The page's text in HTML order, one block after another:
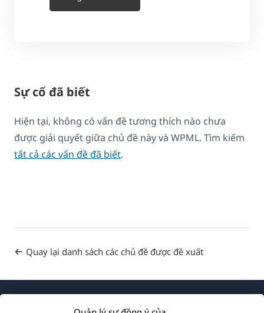
Sự cố đã biết
Hiện tại, không có vấn đề tương thích nào chưa
được giải quyết giữa chủ đề này và WPML. Tìm kiếm
tất cả các vấn đề đã biết.
Quay lại danh sách các chủ đề được đề xuất